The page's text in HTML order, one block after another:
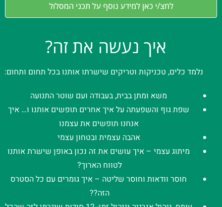
לחצ/י כאן למידע נוסף על תכני המסלול
איך נעשה את זה?
נלמד כלים, טכניקות וטריקים שישרתו אותנו בכל תחום ותחום:
משא ומתן בבית, בעבודה ועם שוטר התנועה
שפת גוף והשפעתה על איך אחרים תופשים אותנו ו… איך
אנחנו תופשים את עצמנו
אהבה עצמית ובטחון עצמי
מיתוג עצמי – איך עושים את זה נכון באופן שישרת אותנו
לטווח הארוך?
חוסר וודאות וחוסר שליטה – איך גומרים עם כל הסטרס
הזה??